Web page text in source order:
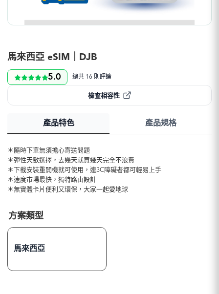
馬來西亞 eSIM｜DJB
5.0 總共 16 則評論
檢查相容性
產品特色 產品規格
＊隨時下單無須擔心寄送問題
＊彈性天數選擇，去幾天就買幾天完全不浪費
＊下載安裝重開機就可使用，連3C障礙者都可輕易上手
＊速度市場最快，獨特路由設計
＊無實體卡片便利又環保，大家一起愛地球
方案類型
馬來西亞